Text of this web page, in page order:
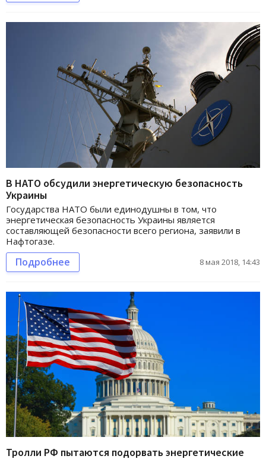
В НАТО обсудили энергетическую безопасность
Украины
Государства НАТО были единодушны в том, что
энергетическая безопасность Украины является
составляющей безопасности всего региона, заявили в
Нафтогазе.
Подробнее 8 мая 2018, 14:43
Тролли РФ пытаются подорвать энергетические